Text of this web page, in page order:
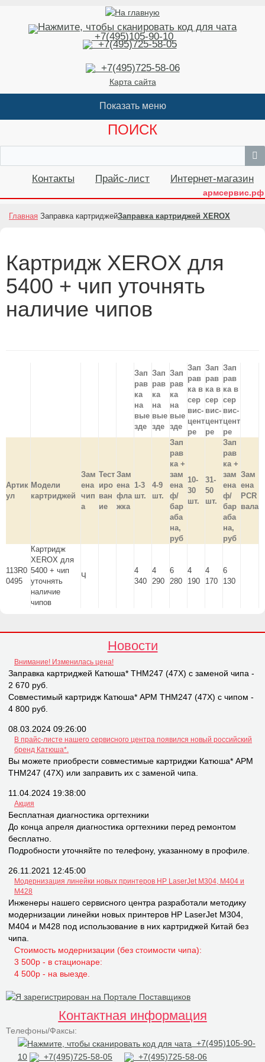
+7(495)105-90-10
+7(495)725-58-05
+7(495)725-58-06
Карта сайта
ПОИСК
Контакты Прайс-лист Интернет-магазин
армсервис.рф
Главная Заправка картриджейЗаправка картриджей XEROX
Картридж XEROX для
5400 + чип уточнять
наличие чипов
Зап
рав
ка
на
вые
зде
Зап
рав
ка
на
вые
зде
Зап
рав
ка
на
вые
зде
Зап
рав
ка в
сер
вис-
цент
ре
Зап
рав
ка в
сер
вис-
цент
ре
Зап
рав
ка в
сер
вис-
цент
ре
Артик
ул
Модели
картриджей
Зам
ена
чип
а
Тест
иро
ван
ие
Зам
ена
фла
жка
1-3
шт.
4-9
шт.
Зап
рав
ка +
зам
ена
ф/
бар
аба
на,
руб
10-
30
шт.
31-
50
шт.
Зап
рав
ка +
зам
ена
ф/
бар
аба
на,
руб
Зам
ена
PCR
вала
113R0
0495
Картридж
XEROX для
5400 + чип
уточнять
наличие
чипов
Ч
4
340
4
290
6
280
4
190
4
170
6
130
Новости
Внимание! Изменилась цена!
Заправка картриджей Катюша* THM247 (47X) с заменой чипа -
2 670 руб.
Совместимый картридж Катюша* APM THM247 (47X) с чипом -
4 800 руб.
08.03.2024 09:26:00
В прайс-листе нашего сервисного центра появился новый российский
бренд Катюша*.
Вы можете приобрести совместимые картриджи Катюша* APM
THM247 (47X) или заправить их с заменой чипа.
11.04.2024 19:38:00
Акция
Бесплатная диагностика оргтехники
До конца апреля диагностика оргтехники перед ремонтом
бесплатно.
Подробности уточняйте по телефону, указанному в профиле.
26.11.2021 12:45:00
Модернизация линейки новых принтеров НР LaserJet M304, M404 и
M428
Инженеры нашего сервисного центра разработали методику
модернизации линейки новых принтеров НР LaserJet M304,
M404 и M428 под использование в них картриджей Китай без
чипа.
Стоимость модернизации (без стоимости чипа):
3 500р - в стационаре:
4 500р - на выезде.
Контактная информация
Телефоны/Факсы:
+7(495)105-90-
10
+7(495)725-58-05 +7(495)725-58-06